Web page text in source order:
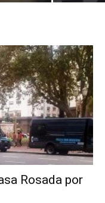
Rosada por